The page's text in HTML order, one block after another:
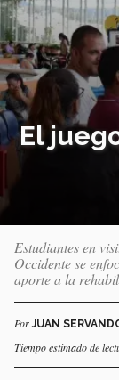
El
Estudiantes en
Occidente se
aporte a la
PorJUAN
Tiempo estimado de